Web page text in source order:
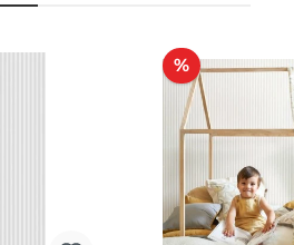
%Rabatt